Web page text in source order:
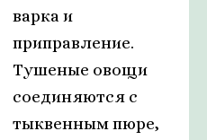
варка и
приправление.
Тушеные овощи
соединяются с
тыквенным пюре,